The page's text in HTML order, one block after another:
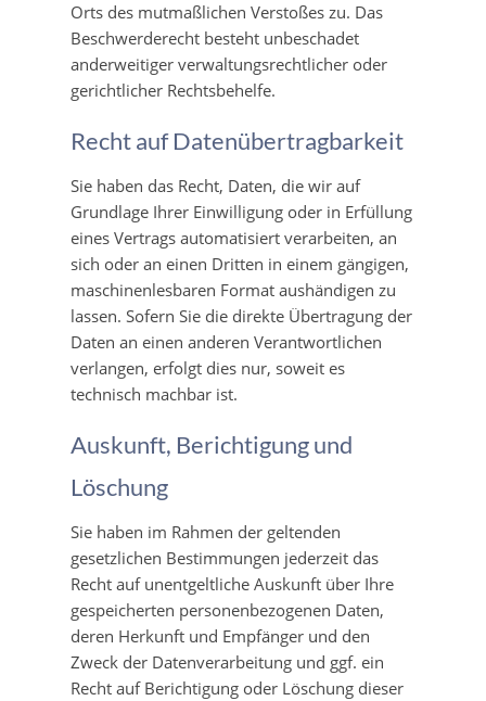
Orts des mutmaßlichen Verstoßes zu. Das
Beschwerderecht besteht unbeschadet
anderweitiger verwaltungsrechtlicher oder
gerichtlicher Rechtsbehelfe.
Recht auf Daten­übertrag­barkeit
Sie haben das Recht, Daten, die wir auf
Grundlage Ihrer Einwilligung oder in Erfüllung
eines Vertrags automatisiert verarbeiten, an
sich oder an einen Dritten in einem gängigen,
maschinenlesbaren Format aushändigen zu
lassen. Sofern Sie die direkte Übertragung der
Daten an einen anderen Verantwortlichen
verlangen, erfolgt dies nur, soweit es
technisch machbar ist.
Auskunft, Berichtigung und
Löschung
Sie haben im Rahmen der geltenden
gesetzlichen Bestimmungen jederzeit das
Recht auf unentgeltliche Auskunft über Ihre
gespeicherten personenbezogenen Daten,
deren Herkunft und Empfänger und den
Zweck der Datenverarbeitung und ggf. ein
Recht auf Berichtigung oder Löschung dieser